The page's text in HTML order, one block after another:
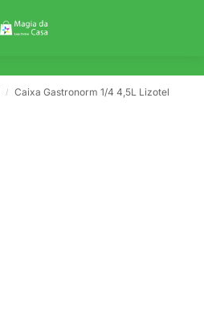
/ Caixa Gastronorm 1/4 4,5L Lizotel